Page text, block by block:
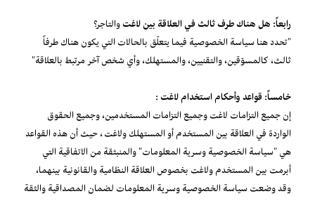
رابعاً: هل هناك طرف ثالث في العلاقة بين لاغتوالتاجر؟
"تحدد هنا سياسة الخصوصية فيما يتعلّق بالحالات التي يكون هناك طرفاً
ثالث، كالمسوّقين، والتقنيين، والمستهلك، وأي شخص آخر مرتبط بالعلاقة"
خامساً: قواعد وأحكام استخدام لاغت :
إن جميع التزامات لاغت وجميع التزامات المستخدمين، وجميع الحقوق
الواردة في العلاقة بين المستخدم أو المستهلك ولاغت ، حيث أن هذه القواعد
هي "سياسة الخصوصية وسرية المعلومات" والمنبثقة من الاتفاقية التي
أبرمت بين المستخدم ولاغت بخصوص العلاقة النظامية والقانونية بينهما،
وقد وضعت سياسة الخصوصية وسرية المعلومات لضمان المصداقية والثقة